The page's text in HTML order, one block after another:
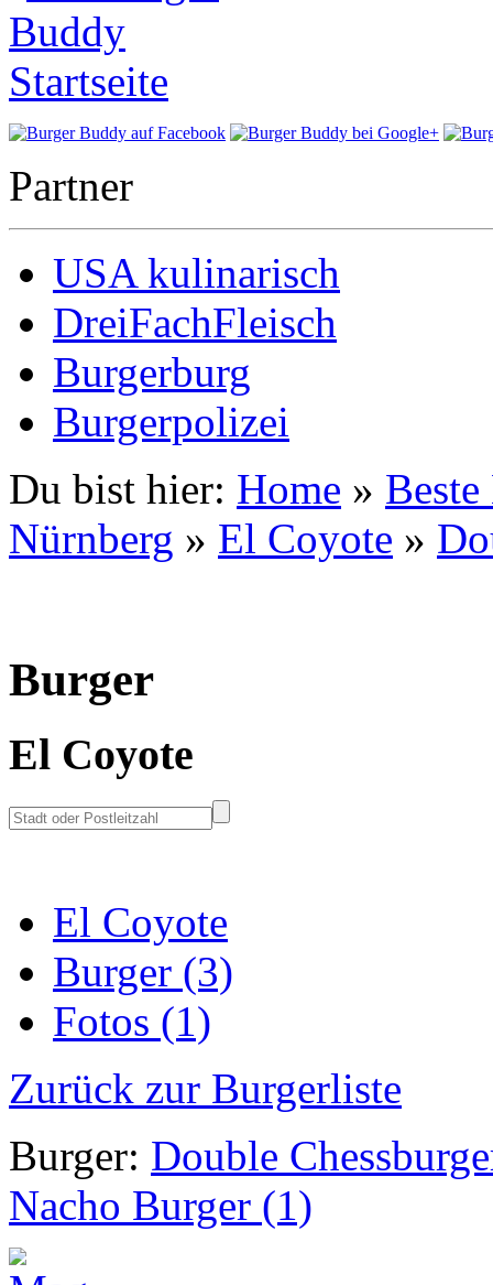
Partner
USA kulinarisch
DreiFachFleisch
Burgerburg
Burgerpolizei
Du bist hier: Home »
Nürnberg » El Coyote »
Burger
El Coyote
El Coyote
Burger (3)
Fotos (1)
Zurück zur Burgerliste
Burger: Double
Nacho Burger (1)